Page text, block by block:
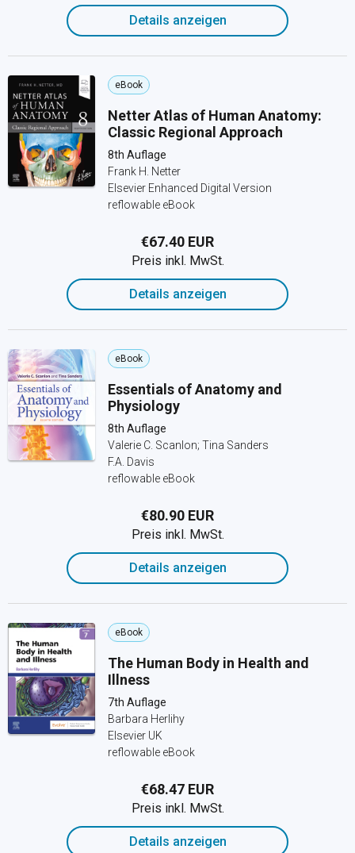
Details anzeigen
eBook
Netter Atlas of Human Anatomy:
Classic Regional Approach
8th Auflage
Frank H. Netter
Elsevier Enhanced Digital Version
reflowable eBook
€67.40 EUR
Preis inkl. MwSt.
Details anzeigen
eBook
Essentials of Anatomy and
Physiology
8th Auflage
Valerie C. Scanlon; Tina Sanders
F.A. Davis
reflowable eBook
€80.90 EUR
Preis inkl. MwSt.
Details anzeigen
eBook
The Human Body in Health and
Illness
7th Auflage
Barbara Herlihy
Elsevier UK
reflowable eBook
€68.47 EUR
Preis inkl. MwSt.
Details anzeigen